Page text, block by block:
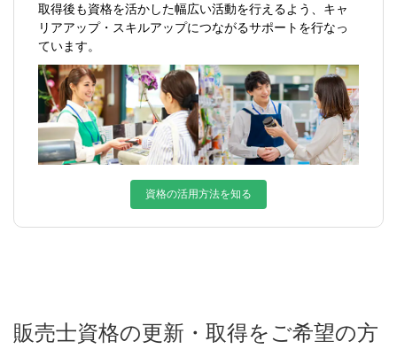
取得後も資格を活かした幅広い活動を行えるよう、キャ
リアアップ・スキルアップにつながるサポートを行なっ
ています。
資格の活用方法を知る
販売士資格の更新・取得をご希望の方